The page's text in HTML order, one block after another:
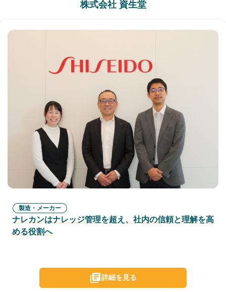
株式会社 資生堂
製造・メーカー
ナレカンはナレッジ管理を超え、社内の信頼と理解を高
める役割へ
詳細を見る